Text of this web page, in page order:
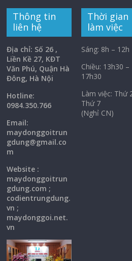
Thông tin
liên hệ
Địa chỉ: Số 26 ,
Liền Kề 27, KĐT
Văn Phú, Quận Hà
Đông, Hà Nội
Hotline:
0984.350.766
Email:
maydonggoitrun
gdung@gmail.co
m
Website :
maydonggoitrun
gdung.com ;
codientrungdung.
vn ;
maydonggoi.net.
vn
Thời gian
làm việc
Sáng: 8h – 12h
Chiều: 13h30 –
17h30
Làm việc: Thứ
Thứ 7
(Nghỉ CN)